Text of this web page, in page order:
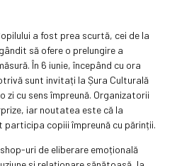
a fost prea scurtă, cei de la
să ofere o prelungire a
În 6 iunie, începând cu ora
sunt invitați la Șura Culturală
zi cu sens împreună. Organizatorii
iar noutatea este că la
copiii împreună cu părinții.
uri de eliberare emoțională